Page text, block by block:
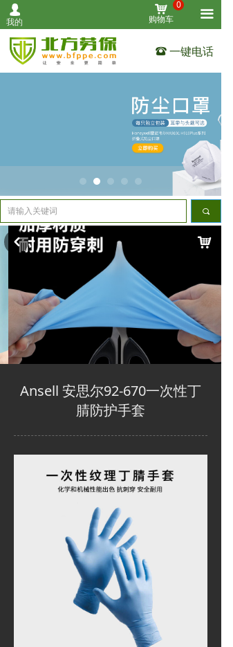
넙
我的
끀
首页
个人防护
作业防护
工业安全
其他用品
关于我们
全部产品
낙
购物车
0
끠
뀰 一键电话
Ansell 安思尔92-670一次性丁
腈防护手套
낙
낒